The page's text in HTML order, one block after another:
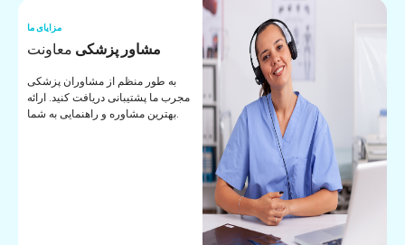
مزایای ما
مشاور پزشکی معاونت
به طور منظم از مشاوران پزشکی
مجرب ما پشتیبانی دریافت کنید. ارائه
بهترین مشاوره و راهنمایی به شما.